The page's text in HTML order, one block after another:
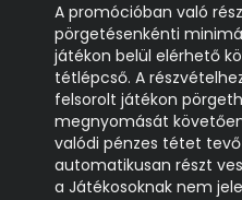
A promócióban való
pörgetésenkénti
játékon belül elérhető
tétlépcső. A
felsorolt játékon
megnyomását
valódi pénzes tétet
automatikusan részt
a Játékosoknak nem